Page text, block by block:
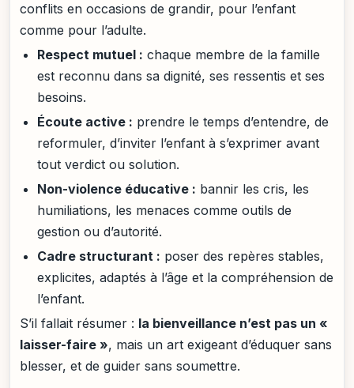
conflits en occasions de grandir, pour l’enfant
comme pour l’adulte.
Respect mutuel : chaque membre de la famille
est reconnu dans sa dignité, ses ressentis et ses
besoins.
Écoute active : prendre le temps d’entendre, de
reformuler, d’inviter l’enfant à s’exprimer avant
tout verdict ou solution.
Non-violence éducative : bannir les cris, les
humiliations, les menaces comme outils de
gestion ou d’autorité.
Cadre structurant : poser des repères stables,
explicites, adaptés à l’âge et la compréhension de
l’enfant.
S’il fallait résumer : la bienveillance n’est pas un «
laisser-faire », mais un art exigeant d’éduquer sans
blesser, et de guider sans soumettre.